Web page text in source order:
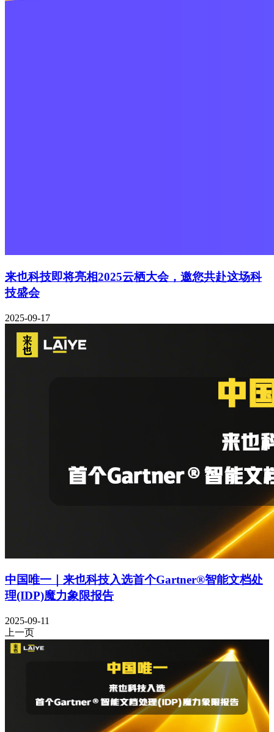
来也科技即将亮相2025云栖大会，邀您共赴这场科
技盛会
2025-09-17
中国唯一｜来也科技入选首个Gartner®智能文档处
理(IDP)魔力象限报告
2025-09-11
上一页